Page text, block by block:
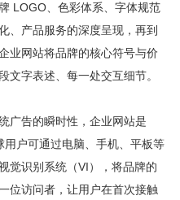
LOGO、色彩体系、字体规范
、产品服务的深度呈现，再到
业网站将品牌的核心符号与价
文字表述、每一处交互细节。
广告的瞬时性，企业网站是
用户可通过电脑、手机、平板等
觉识别系统（VI），将品牌的
位访问者，让用户在首次接触